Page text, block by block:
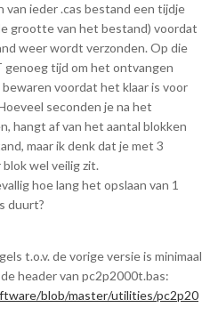
van ieder .cas bestand een tijdje
grootte van het bestand) voordat
weer wordt verzonden. Op die
genoeg tijd om het ontvangen
voordat het klaar is voor
seconden je na het
hangt af van het aantal blokken
maar ik denk dat je met 3
wel veilig zit.
hoe lang het opslaan van 1
duurt?
t.o.v. de vorige versie is minimaal
header van pc2p2000t.bas:
blob/master/utilities/pc2p20